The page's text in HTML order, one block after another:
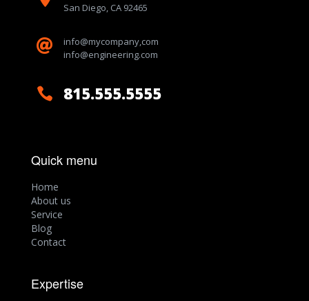
San Diego, CA 92465

info@mycompany,com
info@engineering.com
 815.555.5555
Quick menu
Home
About us
Service
Blog
Contact
Expertise